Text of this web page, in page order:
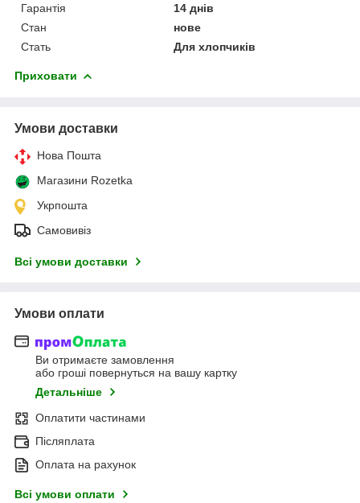
Гарантія
14 днів
Стан
нове
Стать
Для хлопчиків
Приховати
Умови доставки
Нова Пошта
Магазини Rozetka
Укрпошта
Самовивіз
Всі умови доставки
Умови оплати
Ви отримаєте замовлення
або гроші повернуться на вашу картку
Детальніше
Оплатити частинами
Післяплата
Оплата на рахунок
Всі умови оплати